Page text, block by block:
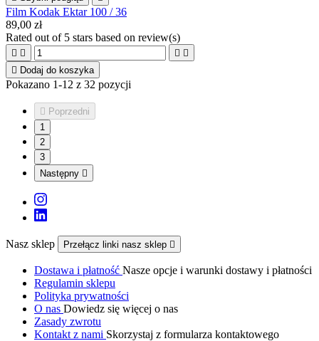
Film Kodak Ektar 100 / 36
89,00 zł
Rated out of 5 stars based on review(s)
   
 Dodaj do koszyka
Pokazano 1-12 z 32 pozycji
 Poprzedni
1
2
3
Następny 
Nasz sklep Przełącz linki nasz sklep 
Dostawa i płatność Nasze opcje i warunki dostawy i płatności
Regulamin sklepu
Polityka prywatności
O nas Dowiedz się więcej o nas
Zasady zwrotu
Kontakt z nami Skorzystaj z formularza kontaktowego